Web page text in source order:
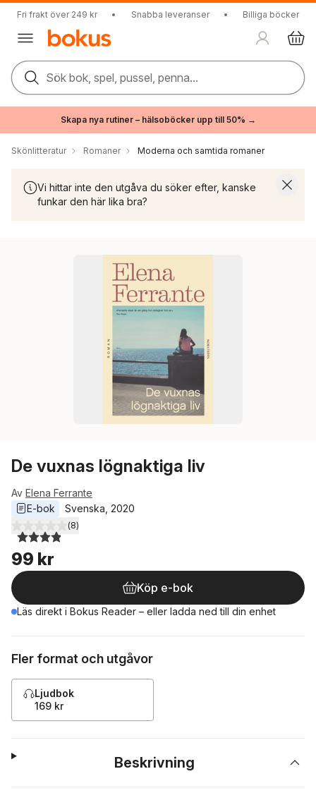
Fri frakt över 249 kr • Snabba leveranser • Billiga böcker
Sök bok, spel, pussel, penna...
Skapa nya rutiner – hälsoböcker upp till 50% →
Skönlitteratur Romaner Moderna och samtida romaner
Vi hittar inte den utgåva du söker efter, kanske
funkar den här lika bra?
De vuxnas lögnaktiga liv
Av Elena Ferrante
E-bok
Svenska 2020
3,9utav 5 stjärnor. Totalt antal röster:
(8)
99 kr
Köp e-bok
Läs direkt i Bokus Reader – eller ladda ned till din enhet
Fler format och utgåvor
Ljudbok
169 kr
Beskrivning